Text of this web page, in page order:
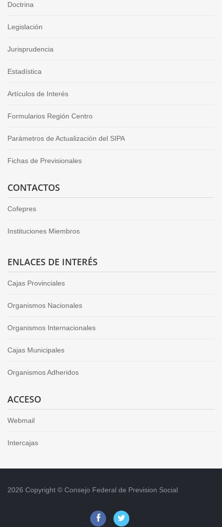
Doctrina
Legislación
Jurisprudencia
Estadística
Artículos de Interés
Formularios Región Centro
Parámetros de Actualización del SIPA
Fichas de Previsionales
CONTACTOS
Cofepres
Instituciones Miembros
ENLACES DE INTERÉS
Cajas Provinciales
Organismos Nacionales
Organismos Internacionales
Cajas Municipales
Organismos Adheridos
ACCESO
Webmail
Intercajas
2026 Copyright © Consejo Federal de Prevision Social